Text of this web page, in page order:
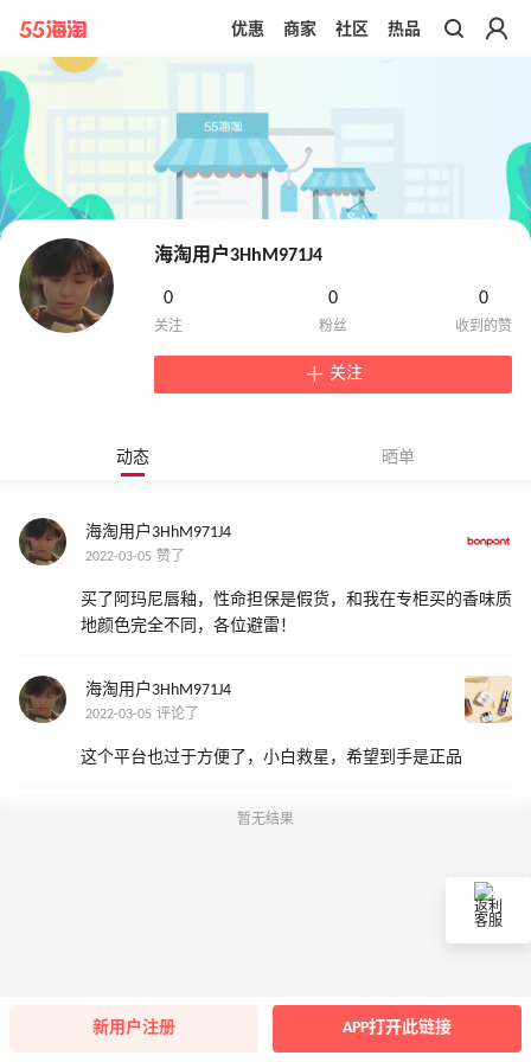
带你去官网买正品
优惠 商家 社区 热品
海淘用户3HhM971J4
0 0 0
关注
动态 晒单
海淘用户3HhM971J4
2022-03-05 赞了
买了阿玛尼唇釉，性命担保是假货，和我在专柜买的香味质
地颜色完全不同，各位避雷！
海淘用户3HhM971J4
2022-03-05 评论了
这个平台也过于方便了，小白救星，希望到手是正品
暂无结果
返利
客服
新用户注册 APP打开此链接